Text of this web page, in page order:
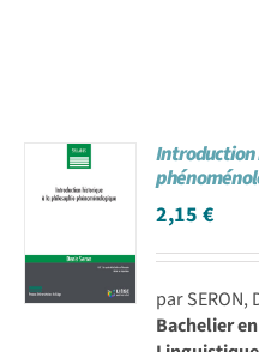
Introduction
2,15€
par SERON,
Bachelier